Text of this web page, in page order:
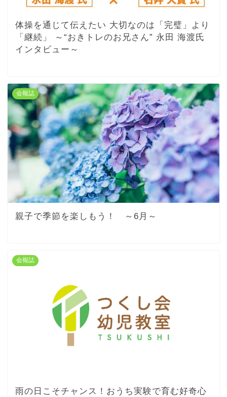
体操を通じて伝えたい 大切なのは「完璧」より
「継続」 ～“おきトレのお兄さん” 永田 海渡氏
インタビュー～
会報誌
親子で季節を楽しもう！ ～6月～
会報誌
雨の日こそチャンス！おうち実験で育む好奇心